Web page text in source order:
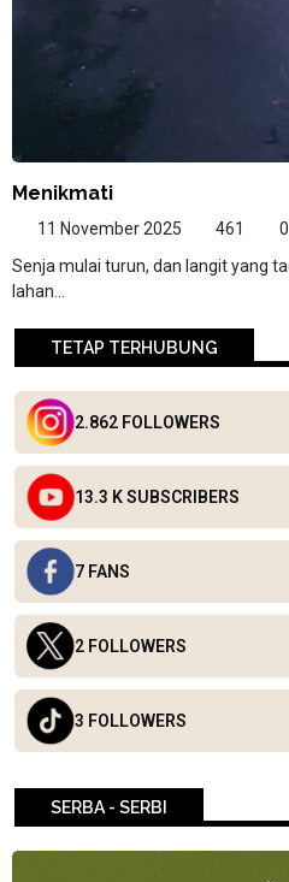
Menikmati
11 November 2025 461 0
Senja mulai turun, dan langit yang
lahan...
TETAP TERHUBUNG
2.862 FOLLOWERS
13.3 K SUBSCRIBERS
7 FANS
2 FOLLOWERS
3 FOLLOWERS
SERBA - SERBI